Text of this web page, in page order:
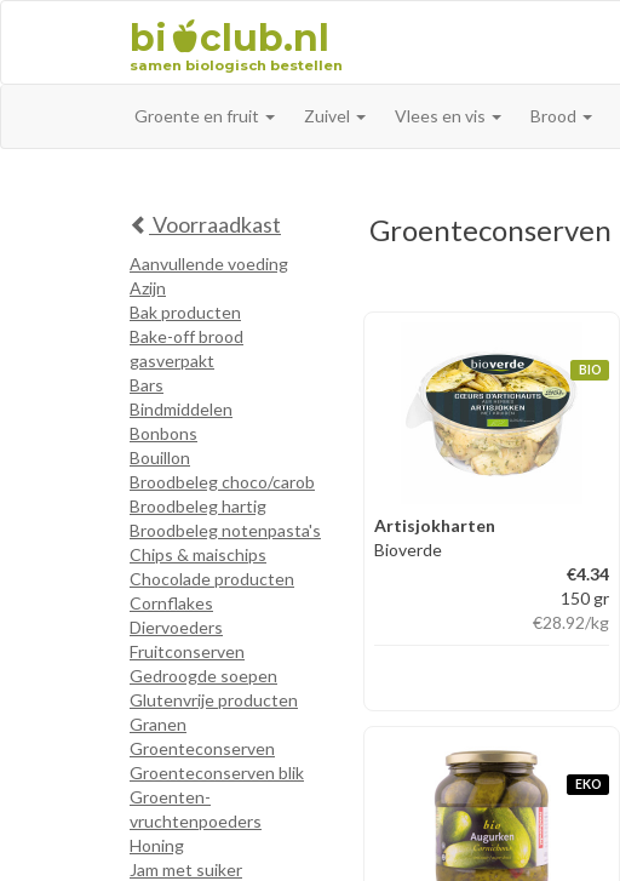
bi club.nl
samen biologisch bestellen
Groente en fruit Zuivel Vlees en vis Brood
Voorraadkast
Aanvullende voeding
Azijn
Bak producten
Bake-off brood
gasverpakt
Bars
Bindmiddelen
Bonbons
Bouillon
Broodbeleg choco/carob
Broodbeleg hartig
Broodbeleg notenpasta's
Chips & maischips
Chocolade producten
Cornflakes
Diervoeders
Fruitconserven
Gedroogde soepen
Glutenvrije producten
Granen
Groenteconserven
Groenteconserven blik
Groenten-
vruchtenpoeders
Honing
Jam met suiker
Groenteconserven
BIO
Artisjokharten
Bioverde
€4.34
150 gr
€28.92/kg
EKO